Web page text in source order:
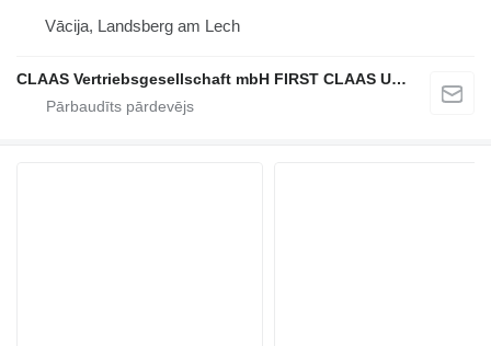
Vācija, Landsberg am Lech
CLAAS Vertriebsgesellschaft mbH FIRST CLAAS USED Center